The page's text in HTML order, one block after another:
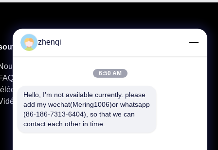
contacter
produits
Roman Candle Fireworks
Affichage Professionnel De Feux D'artifice
zhenqi
6:50 AM
Hello, I'm not available currently. please
add my wechat(Mering1006)or whatsapp
(86-186-7313-6404), so that we can
contact each other in time.